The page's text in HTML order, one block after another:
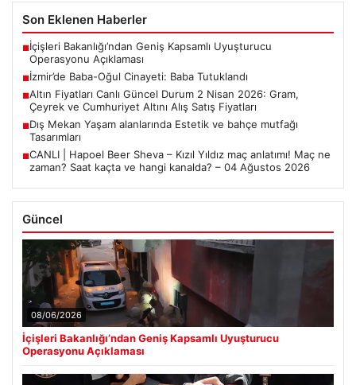
Son Eklenen Haberler
■İçişleri Bakanlığı’ndan Geniş Kapsamlı Uyuşturucu
Operasyonu Açıklaması
■İzmir’de Baba-Oğul Cinayeti: Baba Tutuklandı
■Altın Fiyatları Canlı Güncel Durum 2 Nisan 2026: Gram,
Çeyrek ve Cumhuriyet Altını Alış Satış Fiyatları
■Dış Mekan Yaşam alanlarında Estetik ve bahçe mutfağı
Tasarımları
■CANLI | Hapoel Beer Sheva – Kızıl Yıldız maç anlatımı! Maç ne
zaman? Saat kaçta ve hangi kanalda? – 04 Ağustos 2026
Güncel
08/06/2026
İçişleri Bakanlığı’ndan Geniş Kapsamlı Uyuşturucu
Operasyonu Açıklaması